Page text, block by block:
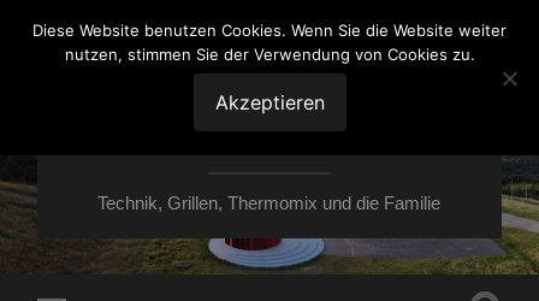
VON ESSEN ÜBER
HESSEN NACH
MOERS
Technik, Grillen, Thermomix und die Familie
Diese Website benutzen Cookies. Wenn Sie die Website weiter
nutzen, stimmen Sie der Verwendung von Cookies zu.
Akzeptieren